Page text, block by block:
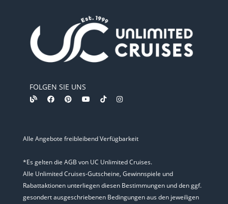
FOLGEN SIE UNS
Alle Angebote freibleibend Verfügbarkeit
*Es gelten die AGB von UC Unlimited Cruises.
Alle Unlimited Cruises-Gutscheine, Gewinnspiele und
Rabattaktionen unterliegen diesen Bestimmungen und den ggf.
gesondert ausgeschriebenen Bedingungen aus den jeweiligen